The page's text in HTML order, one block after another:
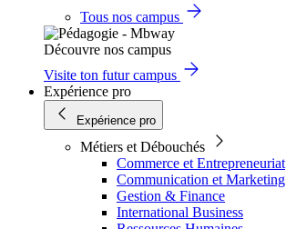
Tous nos campus
Découvre nos campus
Visite ton futur campus
Expérience pro
Expérience pro
Métiers et Débouchés
Commerce et Entrepreneuriat
Communication et Marketing
Gestion & Finance
International Business